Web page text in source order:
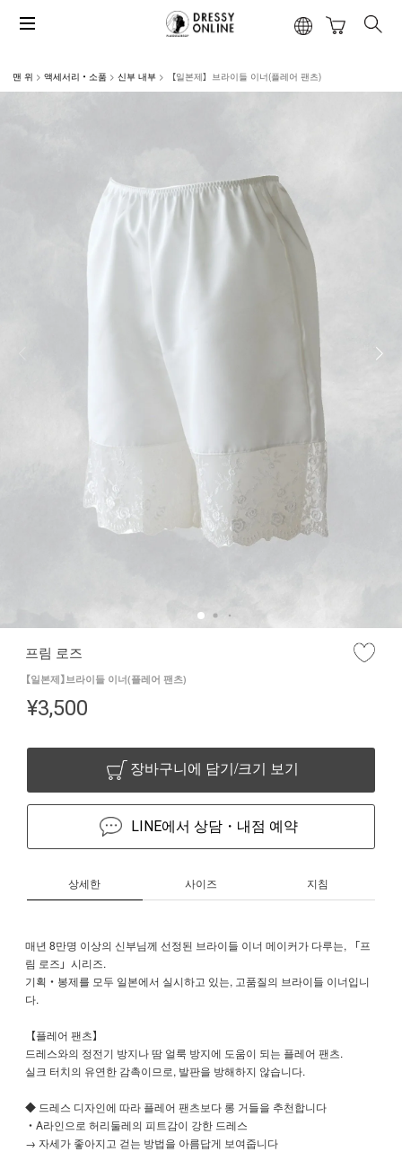
맨 위 액세서리・소품 신부 내부 【일본제】브라이들 이너(플레어 팬츠)
프림 로즈
【일본제】브라이들 이너(플레어 팬츠)
¥3,500
장바구니에 담기/크기 보기
LINE에서 상담・내점 예약
상세한 사이즈 지침
매년 8만명 이상의 신부님께 선정된 브라이들 이너 메이커가 다루는, 「프
림 로즈」시리즈.
기획・봉제를 모두 일본에서 실시하고 있는, 고품질의 브라이들 이너입니
다.
【플레어 팬츠】
드레스와의 정전기 방지나 땀 얼룩 방지에 도움이 되는 플레어 팬츠.
실크 터치의 유연한 감촉이므로, 발판을 방해하지 않습니다.
◆ 드레스 디자인에 따라 플레어 팬츠보다 롱 거들을 추천합니다
・A라인으로 허리둘레의 피트감이 강한 드레스
→ 자세가 좋아지고 걷는 방법을 아름답게 보여줍니다